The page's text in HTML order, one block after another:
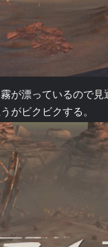
が漂っているので見
がビクビクする。